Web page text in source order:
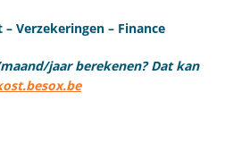
Verzekeringen – Finance
jaar berekenen? Dat kan